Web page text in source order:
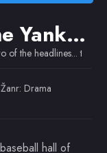
The Pride of the Yankees
of the headlines... the
Žanr: Drama
hall of